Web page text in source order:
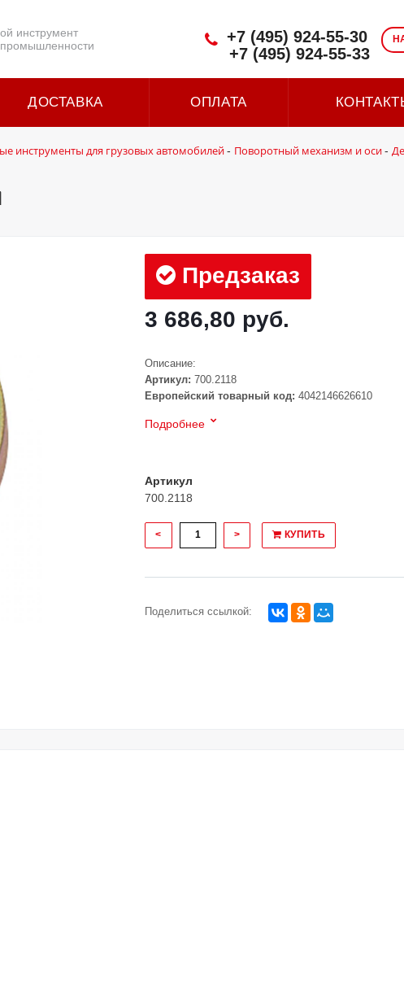
инструмент
+7 (495) 924-55-30
+7 (495) 924-55-33
ДОСТАВКА ОПЛАТА
инструменты для грузовых автомобилей- Поворотный механизм и оси-
Предзаказ
3 686,80 руб.
Описание:
Артикул: 700.2118
Европейский товарный код: 4042146626610
Подробнее
Артикул
700.2118
< > КУПИТЬ
Поделиться ссылкой: